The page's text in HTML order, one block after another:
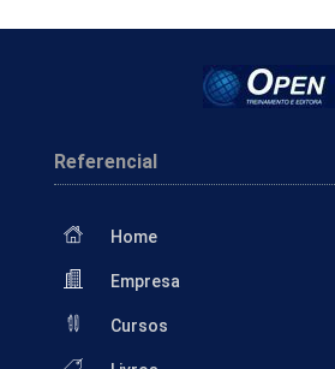
Referencial
Home
Empresa
Cursos